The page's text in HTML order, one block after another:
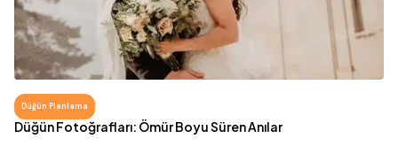
Düğün Planlama
Düğün Fotoğrafları: Ömür Boyu Süren Anılar